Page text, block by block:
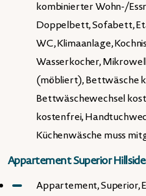
kombinierter Wohn-/
Doppelbett, Sofabett,
WC, Klimaanlage,
Wasserkocher,
(möbliert), Bettwäsche
Bettwäschewechsel
kostenfrei,
Küchenwäsche muss
Appartement Superior
Appartement, Superior,